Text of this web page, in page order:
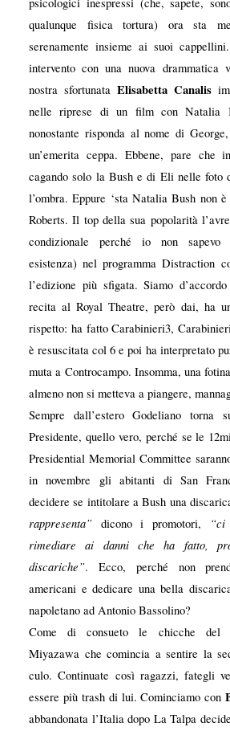
qualunque fisica tortura) ora sta
serenamente insieme ai suoi
intervento con una nuova drammatica
nostra sfortunata Elisabetta Canalis
nelle riprese di un film con Natalia
nonostante risponda al nome di
un’emerita ceppa. Ebbene, pare che
cagando solo la Bush e di Eli nelle foto
l’ombra. Eppure ‘sta Natalia Bush non
Roberts. Il top della sua popolarità
condizionale perché io non sapevo
esistenza) nel programma Distraction
l’edizione più sfigata. Siamo
recita al Royal Theatre, però dai, ha
rispetto: ha fatto Carabinieri3,
è resuscitata col 6 e poi ha interpretato
muta a Controcampo. Insomma, una
almeno non si metteva a piangere,
Sempre dall’estero Godeliano torna
Presidente, quello vero, perché se le
Presidential Memorial Committee
in novembre gli abitanti di San
decidere se intitolare a Bush una
rappresenta” dicono i promotori,
rimediare ai danni che ha fatto,
discariche”. Ecco, perché non
americani e dedicare una bella
napoletano ad Antonio Bassolino?
Come di consueto le chicche del
Miyazawa che comincia a sentire la
culo. Continuate così ragazzi, fategli
essere più trash di lui. Cominciamo con
abbandonata l’Italia dopo La Talpa